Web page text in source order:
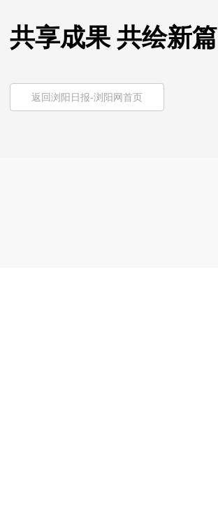
共享成果 共绘新篇
返回浏阳日报-浏阳网首页